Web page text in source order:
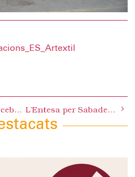
Un pressupost decebedor L’Entesa per Sabadell alerta de les irregularitats i dels riscos en el nou edifici del Taulí